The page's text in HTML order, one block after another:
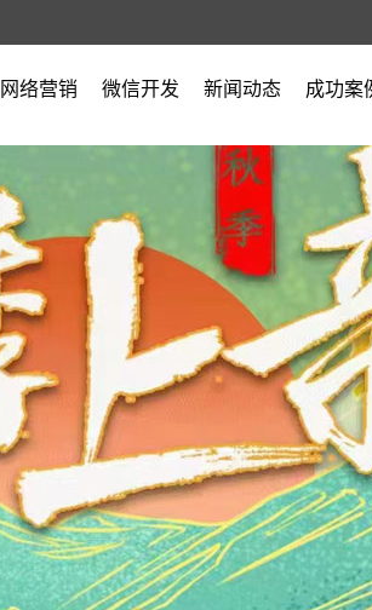
网络营销 微信开发 新闻动态
公司新闻
成功案